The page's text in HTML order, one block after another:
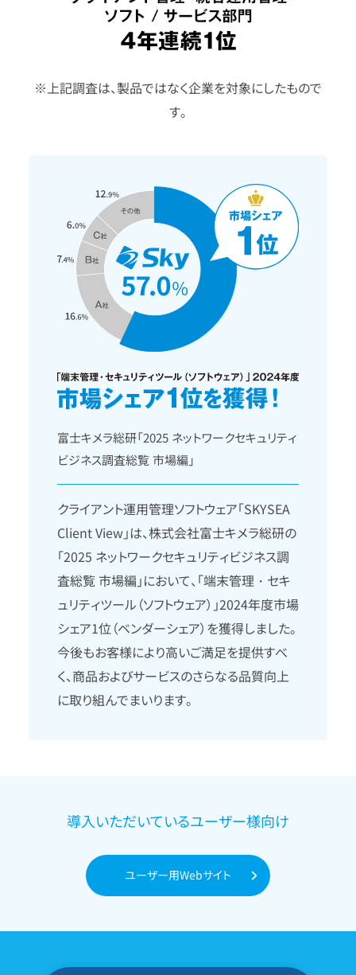
※上記調査は、製品ではなく企業を対象にしたもので
す。
富士キメラ総研「2025 ネットワークセキュリティ
ビジネス調査総覧 市場編」
クライアント運用管理ソフトウェア「SKYSEA
Client View」は、株式会社富士キメラ総研の
「2025 ネットワークセキュリティビジネス調
査総覧 市場編」において、「端末管理・セキ
ュリティツール（ソフトウェア）」2024年度市場
シェア1位（ベンダーシェア）を獲得しました。
今後もお客様により高いご満足を提供すべ
く、商品およびサービスのさらなる品質向上
に取り組んでまいります。
導入いただいているユーザー様向け
ユーザー用Webサイト